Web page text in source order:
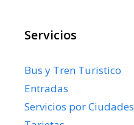
Servicios
Bus y Tren Turistico
Entradas
Servicios por Ciudades